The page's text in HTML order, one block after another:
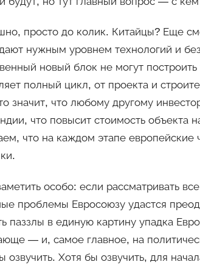
просто до колик. Китайцы? Еще
нужным уровнем технологий и
новый блок не могут
полный цикл, от проекта и
значит, что любому другому
что повысит стоимость объекта
что на каждом этапе европейские
особо: если рассматривать
проблемы Евросоюзу удастся
паззлы в единую картину упадка
— и, самое главное, на
озвучить. Хотя бы озвучить, для